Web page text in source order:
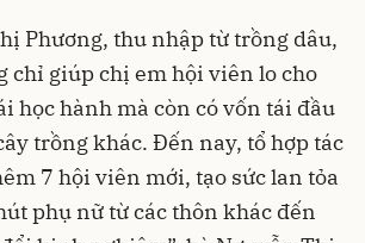
Phương, thu nhập từ trồng dâu,
chỉ giúp chị em hội viên lo cho
học hành mà còn có vốn tái đầu
trồng khác. Đến nay, tổ hợp tác
7 hội viên mới, tạo sức lan tỏa
phụ nữ từ các thôn khác đến